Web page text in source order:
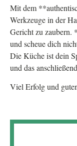
Mit dem
Werkzeuge in der
Gericht zu
und scheue dich
Die Küche ist dein
und das
Viel Erfolg und